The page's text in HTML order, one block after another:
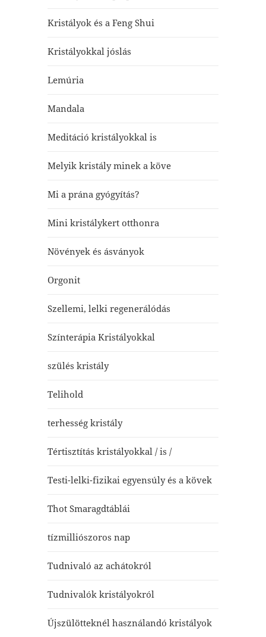
Kristályok és a Feng Shui
Kristályokkal jóslás
Lemúria
Mandala
Meditáció kristályokkal is
Melyik kristály minek a köve
Mi a prána gyógyítás?
Mini kristálykert otthonra
Növények és ásványok
Orgonit
Szellemi, lelki regenerálódás
Színterápia Kristályokkal
szülés kristály
Telihold
terhesség kristály
Tértisztítás kristályokkal / is /
Testi-lelki-fizikai egyensúly és a kövek
Thot Smaragdtáblái
tízmilliószoros nap
Tudnivaló az achátokról
Tudnivalók kristályokról
Újszülötteknél használandó kristályok